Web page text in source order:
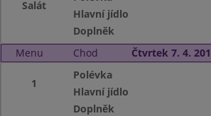
Salát
Hlavní jídlo
Doplněk
Menu
Chod Čtvrtek 7. 4.
1
Polévka
Hlavní jídlo
Doplněk